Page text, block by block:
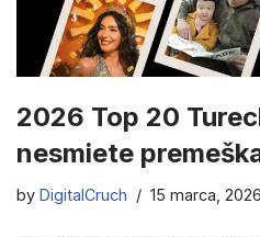
2026 Top 20
nesmiete
by DigitalCruch 15 marca, 2026